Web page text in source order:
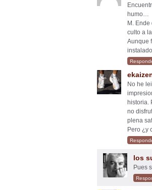
humo…
M.
culto a
Aunque
No he
historia.
no
plena
Pero ¿y
los
Pues